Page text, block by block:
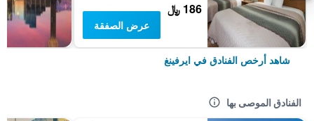
186 ﷼
عرض الصفقة
شاهد أرخص الفنادق في ايرفينغ
الفنادق الموصى بها